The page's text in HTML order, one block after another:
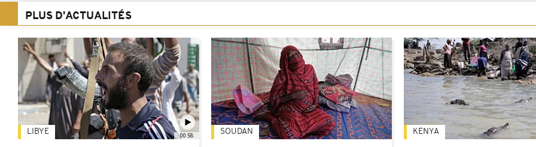
PLUS D'ACTUALITÉS
00:58
LIBYE SOUDAN KENYA